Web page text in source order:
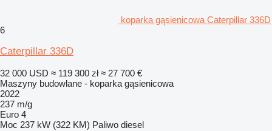
koparka gąsienicowa Caterpillar 336D
6
Caterpillar 336D
32 000 USD ≈ 119 300 zł ≈ 27 700 €
Maszyny budowlane - koparka gąsienicowa
2022
237 m/g
Euro 4
Moc 237 kW (322 KM) Paliwo diesel